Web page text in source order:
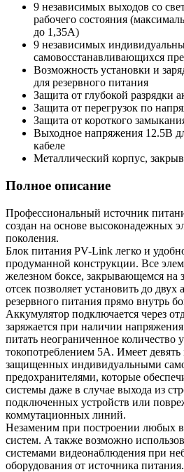
9 независимых выходов со
рабочего состояния
до 1,35А)
9 независимых
самовосстанавливающихся
Возможность установки и
для резервного питания
Защита от глубокой разрядки
Защита от перегрузок по
Защита от короткого
Выходное напряжения 12.5В
кабеле
Металлический корпус,
Полное описание
Профессиональный источник
создан на основе высоконадежных
поколения.
Блок питания PV-Link легко и
продуманной конструкции. Все
железном боксе, закрывающемся на
отсек позволяет установить до двух
резервного питания прямо внутрь
Аккумулятор подключается через
заряжается при наличии
питать неограниченное количество
токопотреблением 5A. Имеет
защищенных индивидуальными
предохранителями, которые
системы даже в случае выхода из
подключенных устройств или
коммутационных линий.
Незаменим при построении любых
систем. A также возможно
системами видеонаблюдения при
оборудования от источника питания.